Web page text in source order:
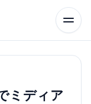
ミディア